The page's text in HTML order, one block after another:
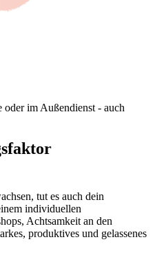
oder im Außendienst - auch
tut es auch dein
individuellen
Achtsamkeit an den
produktives und gelassenes